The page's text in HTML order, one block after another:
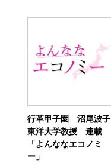
行革甲子園 沼尾波子
東洋大学教授 連載
「よんななエコノミ
ー」